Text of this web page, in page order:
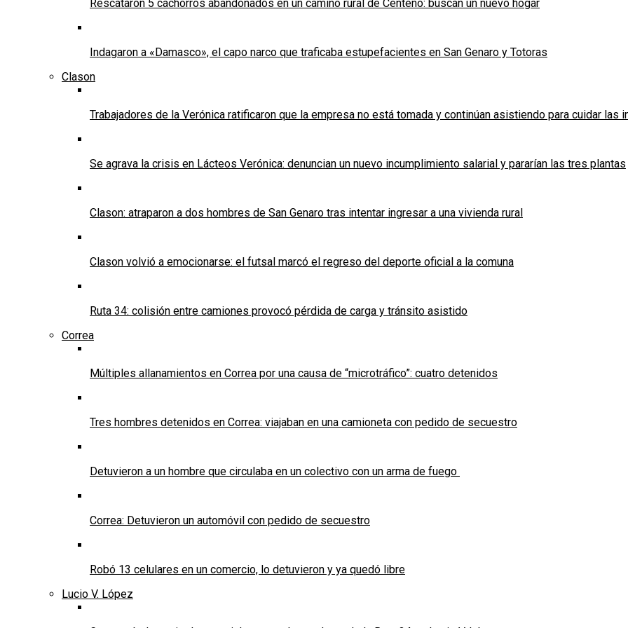
Rescataron 5 cachorros abandonados en un camino rural de Centeno: buscan un nuevo hogar
Indagaron a «Damasco», el capo narco que traficaba estupefacientes en San Genaro y Totoras
Clason
Trabajadores de la Verónica ratificaron que la empresa no está tomada y continúan asistiendo para cuidar las
Se agrava la crisis en Lácteos Verónica: denuncian un nuevo incumplimiento salarial y pararían las tres plantas
Clason: atraparon a dos hombres de San Genaro tras intentar ingresar a una vivienda rural
Clason volvió a emocionarse: el futsal marcó el regreso del deporte oficial a la comuna
Ruta 34: colisión entre camiones provocó pérdida de carga y tránsito asistido
Correa
Múltiples allanamientos en Correa por una causa de “microtráfico”: cuatro detenidos
Tres hombres detenidos en Correa: viajaban en una camioneta con pedido de secuestro
Detuvieron a un hombre que circulaba en un colectivo con un arma de fuego
Correa: Detuvieron un automóvil con pedido de secuestro
Robó 13 celulares en un comercio, lo detuvieron y ya quedó libre
Lucio V. López